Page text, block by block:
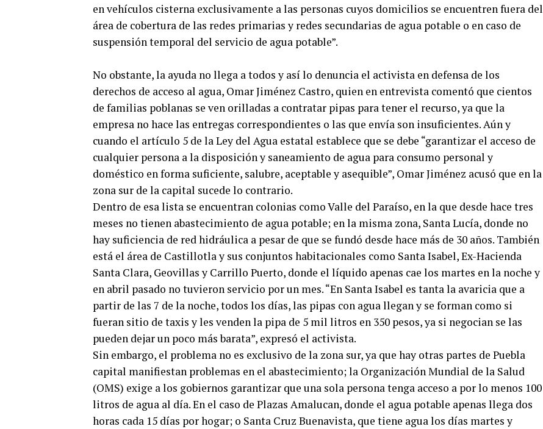
en vehículos cisterna exclusivamente a las personas cuyos domicilios se encuentren fuera del
área de cobertura de las redes primarias y redes secundarias de agua potable o en caso de
suspensión temporal del servicio de agua potable”.
No obstante, la ayuda no llega a todos y así lo denuncia el activista en defensa de los
derechos de acceso al agua, Omar Jiménez Castro, quien en entrevista comentó que cientos
de familias poblanas se ven orilladas a contratar pipas para tener el recurso, ya que la
empresa no hace las entregas correspondientes o las que envía son insuficientes. Aún y
cuando el artículo 5 de la Ley del Agua estatal establece que se debe “garantizar el acceso de
cualquier persona a la disposición y saneamiento de agua para consumo personal y
doméstico en forma suficiente, salubre, aceptable y asequible”, Omar Jiménez acusó que en la
zona sur de la capital sucede lo contrario.
Dentro de esa lista se encuentran colonias como Valle del Paraíso, en la que desde hace tres
meses no tienen abastecimiento de agua potable; en la misma zona, Santa Lucía, donde no
hay suficiencia de red hidráulica a pesar de que se fundó desde hace más de 30 años. También
está el área de Castillotla y sus conjuntos habitacionales como Santa Isabel, Ex-Hacienda
Santa Clara, Geovillas y Carrillo Puerto, donde el líquido apenas cae los martes en la noche y
en abril pasado no tuvieron servicio por un mes. “En Santa Isabel es tanta la avaricia que a
partir de las 7 de la noche, todos los días, las pipas con agua llegan y se forman como si
fueran sitio de taxis y les venden la pipa de 5 mil litros en 350 pesos, ya si negocian se las
pueden dejar un poco más barata”, expresó el activista.
Sin embargo, el problema no es exclusivo de la zona sur, ya que hay otras partes de Puebla
capital manifiestan problemas en el abastecimiento; la Organización Mundial de la Salud
(OMS) exige a los gobiernos garantizar que una sola persona tenga acceso a por lo menos 100
litros de agua al día. En el caso de Plazas Amalucan, donde el agua potable apenas llega dos
horas cada 15 días por hogar; o Santa Cruz Buenavista, que tiene agua los días martes y